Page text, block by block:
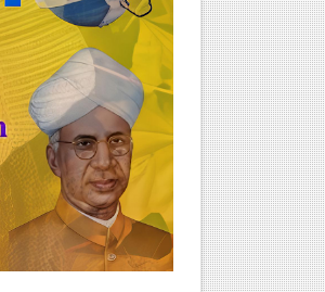
வழங்க பள்ளிக்கல்வித்துறை
தமிழ்நாடு பள்ளிக்கல்வி இணை